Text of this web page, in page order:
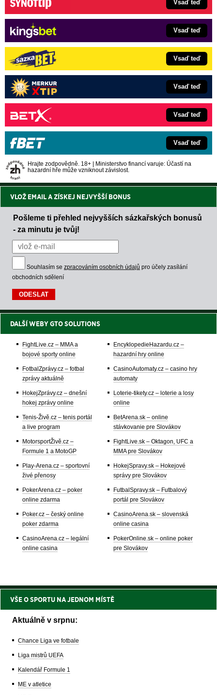
Vsaď teď
Vsaď teď
Vsaď teď
Vsaď teď
Vsaď teď
Vsaď teď
Hrajte zodpovědně. 18+ | Ministerstvo financí varuje: Účastí na
hazardní hře může vzniknout závislost.
VLOŽ EMAIL A ZÍSKEJ NEJVYŠŠÍ BONUS
Pošleme ti přehled nejvyšších sázkařských bonusů
- za minutu je tvůj!
Souhlasím se zpracováním osobních údajů pro účely zasílání
obchodních sdělení
DALŠÍ WEBY GTO SOLUTIONS
FightLive.cz – MMA a
bojové sporty online
FotbalZprávy.cz – fotbal
zprávy aktuálně
HokejZprávy.cz – dnešní
hokej zprávy online
Tenis-Živě.cz – tenis portál
a live program
MotorsportŽivě.cz –
Formule 1 a MotoGP
Play-Arena.cz – sportovní
živé přenosy
PokerArena.cz – poker
online zdarma
Poker.cz – český online
poker zdarma
CasinoArena.cz – legální
online casina
EncyklopedieHazardu.cz –
hazardní hry online
CasinoAutomaty.cz – casino hry
automaty
Loterie-tikety.cz – loterie a losy
online
BetArena.sk – online
stávkovanie pre Slovákov
FightLive.sk – Oktagon, UFC a
MMA pre Slovákov
HokejSpravy.sk – Hokejové
správy pre Slovákov
FutbalSpravy.sk – Futbalový
portál pre Slovákov
CasinoArena.sk – slovenská
online casina
PokerOnline.sk – online poker
pre Slovákov
VŠE O SPORTU NA JEDNOM MÍSTĚ
Aktuálně v srpnu:
Chance Liga ve fotbale
Liga mistrů UEFA
Kalendář Formule 1
ME v atletice